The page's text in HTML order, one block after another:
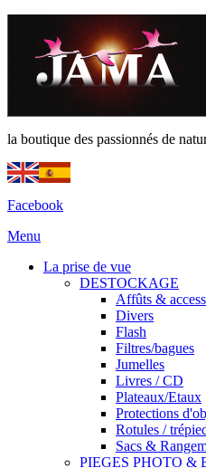
la boutique des passionnés de
Facebook
Menu
La prise de vue
DESTOCKAGE
Affûts &
Divers
Flash
Filtres/bagues
Jumelles
Livres / CD
Plateaux/Etaux
Protections
Rotules /
Sacs &
PIEGES PHOTO &